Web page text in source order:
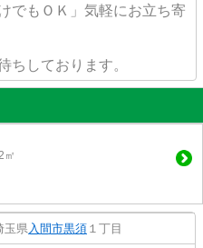
でもＯＫ」気軽にお立ち寄
ちしております。
㎡
玉県 入間市黒須 １丁目